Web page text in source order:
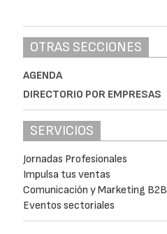
OTRAS SECCIONES
AGENDA
DIRECTORIO POR EMPRESAS
SERVICIOS
Jornadas Profesionales
Impulsa tus ventas
Comunicación y Marketing B2B
Eventos sectoriales